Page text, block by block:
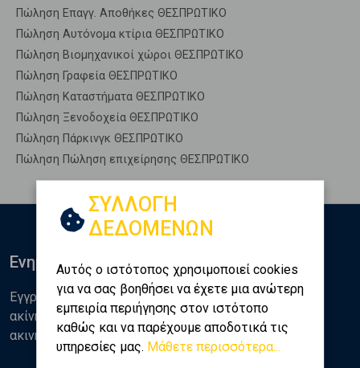
Πώληση Επαγγ. Αποθήκες ΘΕΣΠΡΩΤΙΚΟ
Πώληση Αυτόνομα κτίρια ΘΕΣΠΡΩΤΙΚΟ
Πώληση Βιομηχανικοί χώροι ΘΕΣΠΡΩΤΙΚΟ
Πώληση Γραφεία ΘΕΣΠΡΩΤΙΚΟ
Πώληση Καταστήματα ΘΕΣΠΡΩΤΙΚΟ
Πώληση Ξενοδοχεία ΘΕΣΠΡΩΤΙΚΟ
Πώληση Πάρκινγκ ΘΕΣΠΡΩΤΙΚΟ
Πώληση Πώληση επιχείρησης ΘΕΣΠΡΩΤΙΚΟ
ΣΥΛΛΟΓΗ
ΔΕΔΟΜΕΝΩΝ
Αυτός ο ιστότοπος χρησιμοποιεί cookies
για να σας βοηθήσει να έχετε μια ανώτερη
εμπειρία περιήγησης στον ιστότοπο
καθώς και να παρέχουμε αποδοτικά τις
υπηρεσίες μας. Μάθετε περισσότερα...
Ενημερωθείτε
Εγγραφείτε στο newsletter της Golden Home για νέα
ακίνητα, αναλύσεις και διάφορα θέματα της αγοράς
ακινήτων